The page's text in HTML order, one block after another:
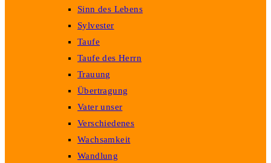
Sinn des Lebens
Sylvester
Taufe
Taufe des Herrn
Trauung
Übertragung
Vater unser
Verschiedenes
Wachsamkeit
Wandlung